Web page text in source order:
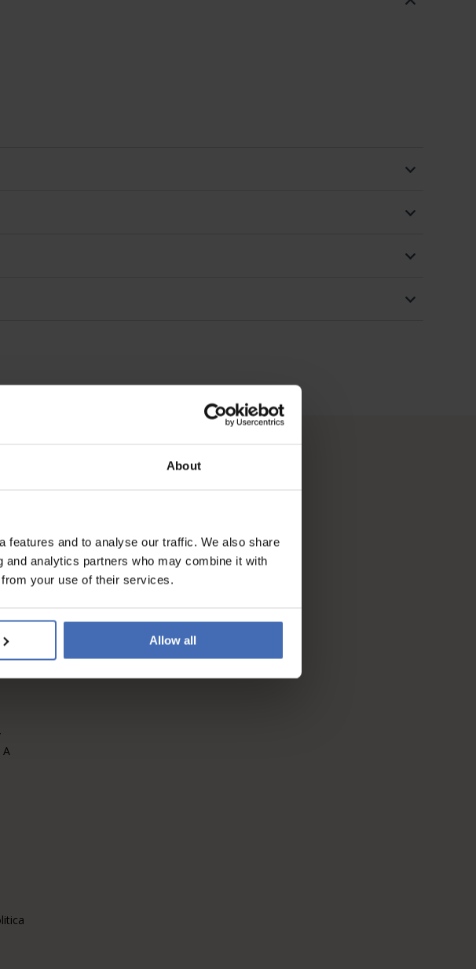
About
features and to analyse our traffic. We also share
analytics partners who may combine it with
your use of their services.
Allow all